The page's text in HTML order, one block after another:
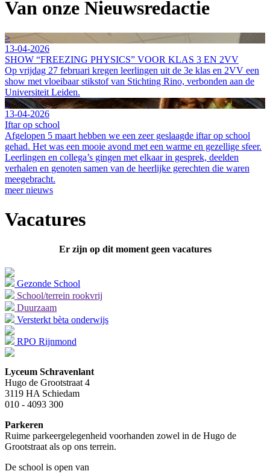
Van onze Nieuwsredactie
>
13-04-2026
SHOW “FREEZING PHYSICS” VOOR KLAS 3 EN 2VV
Op vrijdag 27 februari kregen leerlingen uit de 3e klas en 2VV een
show met vloeibaar stikstof van Stichting Rino, verbonden aan de
Universiteit Leiden.
>
13-04-2026
Iftar op school
Afgelopen 5 maart hebben we een zeer geslaagde iftar op school
gehad. Het was een mooie avond met een warme en gezellige sfeer.
Leerlingen en collega’s gingen met elkaar in gesprek, deelden
verhalen en genoten samen van de heerlijke gerechten die waren
meegebracht.
meer nieuws
Vacatures
Er zijn op dit moment geen vacatures
Gezonde School
School/terrein rookvrij
Duurzaam
Versterkt bèta onderwijs
RPO Rijnmond
Lyceum Schravenlant
Hugo de Grootstraat 4
3119 HA Schiedam
010 - 4093 300
Parkeren
Ruime parkeergelegenheid voorhanden zowel in de Hugo de
Grootstraat als op ons terrein.
De school is open van